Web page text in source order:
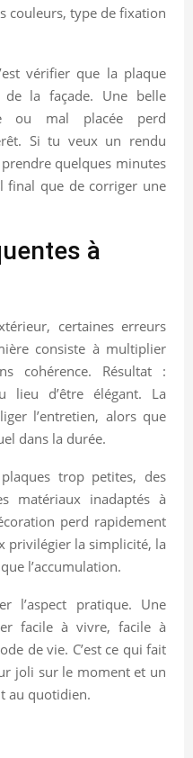
couleurs, type de fixation
vérifier que la plaque
de la façade. Une belle
ou mal placée perd
Si tu veux un rendu
quelques minutes
final que de corriger une
à
certaines erreurs
consiste à multiplier
cohérence. Résultat :
lieu d’être élégant. La
l’entretien, alors que
dans la durée.
trop petites, des
matériaux inadaptés à
perd rapidement
privilégier la simplicité, la
l’accumulation.
l’aspect pratique. Une
facile à vivre, facile à
de vie. C’est ce qui fait
joli sur le moment et un
au quotidien.